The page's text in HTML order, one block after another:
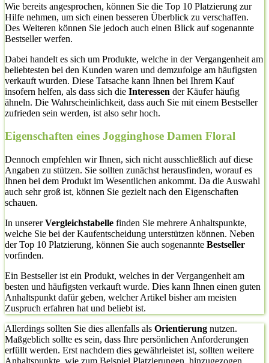
Wie bereits angesprochen, können Sie die Top 10 Platzierung zur
Hilfe nehmen, um sich einen besseren Überblick zu verschaffen.
Des Weiteren können Sie jedoch auch einen Blick auf sogenannte
Bestseller werfen.
Dabei handelt es sich um Produkte, welche in der Vergangenheit am
beliebtesten bei den Kunden waren und demzufolge am häufigsten
verkauft wurden. Diese Tatsache kann Ihnen bei Ihrem Kauf
insofern helfen, als dass sich die Interessen der Käufer häufig
ähneln. Die Wahrscheinlichkeit, dass auch Sie mit einem Bestseller
zufrieden sein werden, ist also sehr hoch.
Eigenschaften eines Jogginghose Damen Floral
Dennoch empfehlen wir Ihnen, sich nicht ausschließlich auf diese
Angaben zu stützen. Sie sollten zunächst herausfinden, worauf es
Ihnen bei dem Produkt im Wesentlichen ankommt. Da die Auswahl
auch sehr groß ist, können Sie gezielt nach den Eigenschaften
schauen.
In unsererVergleichstabelle finden Sie mehrere Anhaltspunkte,
welche Sie bei der Kaufentscheidung unterstützen können. Neben
der Top 10 Platzierung, können Sie auch sogenannte Bestseller
vorfinden.
Ein Bestseller ist ein Produkt, welches in der Vergangenheit am
besten und häufigsten verkauft wurde. Dies kann Ihnen einen guten
Anhaltspunkt dafür geben, welcher Artikel bisher am meisten
Zuspruch erfahren hat und beliebt ist.
Allerdings sollten Sie dies allenfalls als Orientierung nutzen.
Maßgeblich sollte es sein, dass Ihre persönlichen Anforderungen
erfüllt werden. Erst nachdem dies gewährleistet ist, sollten weitere